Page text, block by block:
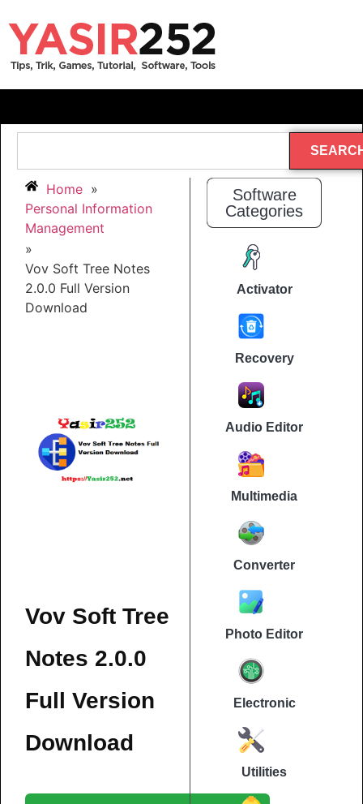
Home »
Personal Information
Management
»
Vov Soft Tree Notes
2.0.0 Full Version
Download
Vov Soft Tree
Notes 2.0.0
Full Version
Download
Software
Categories
Activator
Recovery
Audio Editor
Multimedia
Converter
Photo Editor
Electronic
Utilities